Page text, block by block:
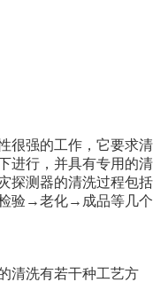
强的工作，它要求清
进行，并具有专用的清
探测器的清洗过程包括
验→老化→成品等几个
洗有若干种工艺方